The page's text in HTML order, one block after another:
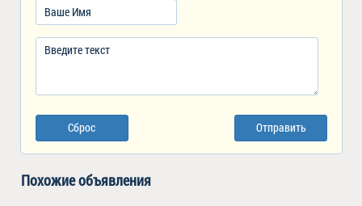
Сброс Отправить
Похожие объявления